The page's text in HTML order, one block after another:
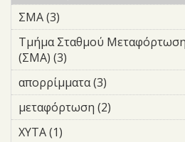
ΣΜΑ (3)
Τμήμα Σταθμού
(ΣΜΑ) (3)
Απορριμμάτων
απορρίμματα (3)
μεταφόρτωση (2)
ΧΥΤΑ (1)